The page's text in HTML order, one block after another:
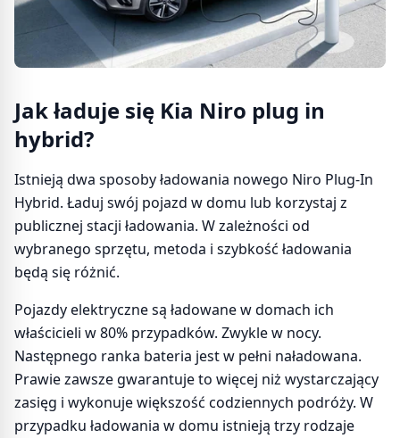
Jak ładuje się Kia Niro plug in
hybrid?
Istnieją dwa sposoby ładowania nowego Niro Plug-In
Hybrid. Ładuj swój pojazd w domu lub korzystaj z
publicznej stacji ładowania. W zależności od
wybranego sprzętu, metoda i szybkość ładowania
będą się różnić.
Pojazdy elektryczne są ładowane w domach ich
właścicieli w 80% przypadków. Zwykle w nocy.
Następnego ranka bateria jest w pełni naładowana.
Prawie zawsze gwarantuje to więcej niż wystarczający
zasięg i wykonuje większość codziennych podróży. W
przypadku ładowania w domu istnieją trzy rodzaje